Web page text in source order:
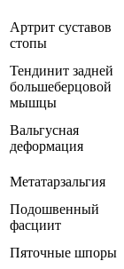
Артрит суставов
стопы
Тендинит задней
большеберцовой
мышцы
Вальгусная
деформация
Метатарзальгия
Подошвенный
фасциит
Пяточные шпоры